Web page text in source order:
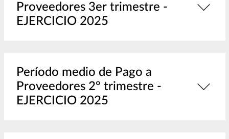
Proveedores 3er trimestre -
EJERCICIO 2025
Período medio de Pago a
Proveedores 2º trimestre -
EJERCICIO 2025